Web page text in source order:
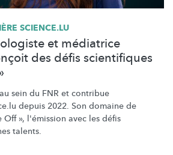
SCIENCE.LU
et médiatrice
des défis scientifiques
sein du FNR et contribue
depuis 2022. Son domaine de
», l'émission avec les défis
talents.